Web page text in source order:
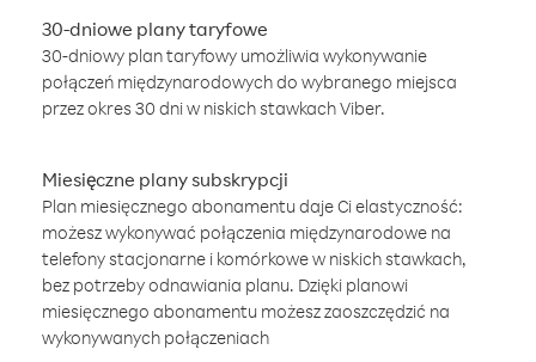
30-dniowe plany taryfowe
30-dniowy plan taryfowy umożliwia wykonywanie
połączeń międzynarodowych do wybranego miejsca
przez okres 30 dni w niskich stawkach Viber.
Miesięczne plany subskrypcji
Plan miesięcznego abonamentu daje Ci elastyczność:
możesz wykonywać połączenia międzynarodowe na
telefony stacjonarne i komórkowe w niskich stawkach,
bez potrzeby odnawiania planu. Dzięki planowi
miesięcznego abonamentu możesz zaoszczędzić na
wykonywanych połączeniach